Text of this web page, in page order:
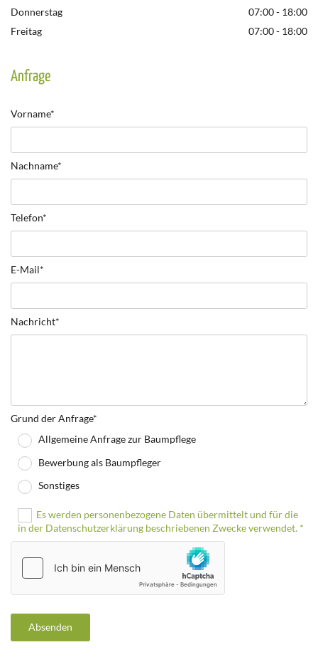
Donnerstag
07:00 - 18:00
Freitag
07:00 - 18:00
Anfrage
Vorname*
Nachname*
Telefon*
E-Mail*
Nachricht*
Grund der Anfrage*
Allgemeine Anfrage zur Baumpflege
Bewerbung als Baumpfleger
Sonstiges
Es werden personenbezogene Daten übermittelt und für die
in der Datenschutzerklärung beschriebenen Zwecke verwendet. *